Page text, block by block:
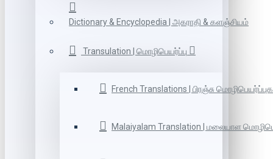
Dictionary & Encyclopedia | அகராதி & களஞ்சியம்
Transulation | மொழிபெயர்ப்பு
French Translations | பிரஞ்சு
Malaiyalam Translation | மலையாள